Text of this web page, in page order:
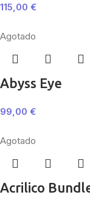
115,00 €
Agotado
Abyss Eye
99,00 €
Agotado
Acrilico